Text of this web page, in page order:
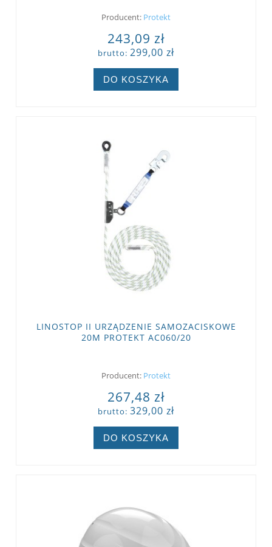
Producent: Protekt
243,09 zł
brutto: 299,00 zł
DO KOSZYKA
LINOSTOP II URZĄDZENIE SAMOZACISKOWE
20M PROTEKT AC060/20
Producent: Protekt
267,48 zł
brutto: 329,00 zł
DO KOSZYKA